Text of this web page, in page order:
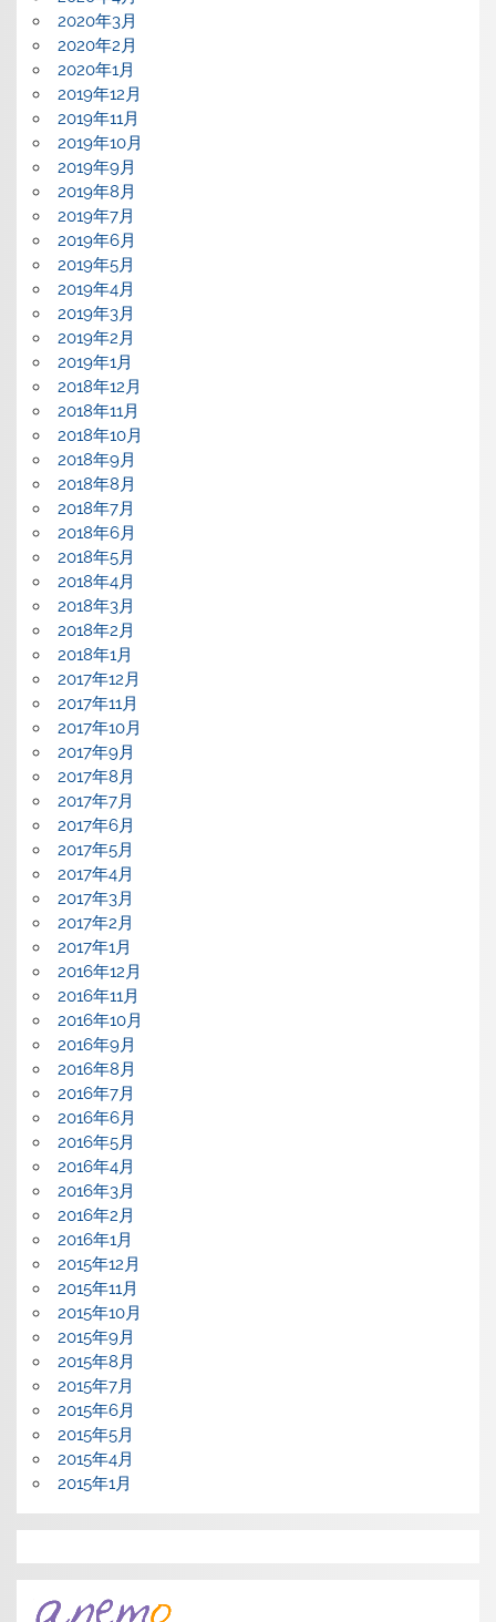
2020年3月
2020年2月
2020年1月
2019年12月
2019年11月
2019年10月
2019年9月
2019年8月
2019年7月
2019年6月
2019年5月
2019年4月
2019年3月
2019年2月
2019年1月
2018年12月
2018年11月
2018年10月
2018年9月
2018年8月
2018年7月
2018年6月
2018年5月
2018年4月
2018年3月
2018年2月
2018年1月
2017年12月
2017年11月
2017年10月
2017年9月
2017年8月
2017年7月
2017年6月
2017年5月
2017年4月
2017年3月
2017年2月
2017年1月
2016年12月
2016年11月
2016年10月
2016年9月
2016年8月
2016年7月
2016年6月
2016年5月
2016年4月
2016年3月
2016年2月
2016年1月
2015年12月
2015年11月
2015年10月
2015年9月
2015年8月
2015年7月
2015年6月
2015年5月
2015年4月
2015年1月